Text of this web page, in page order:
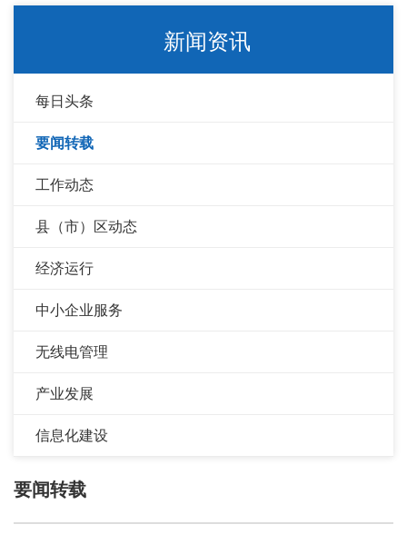
新闻资讯
每日头条
要闻转载
工作动态
县（市）区动态
经济运行
中小企业服务
无线电管理
产业发展
信息化建设
要闻转载